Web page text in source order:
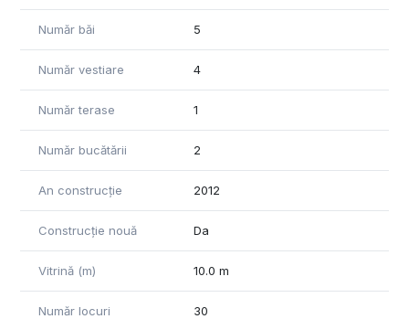
Scrisoare bancara pentru garantia contractului
Număr băi 5
Număr vestiare 4
Număr terase 1
Număr bucătării 2
An construcție 2012
Construcție nouă Da
Vitrină (m) 10.0 m
Număr locuri
30